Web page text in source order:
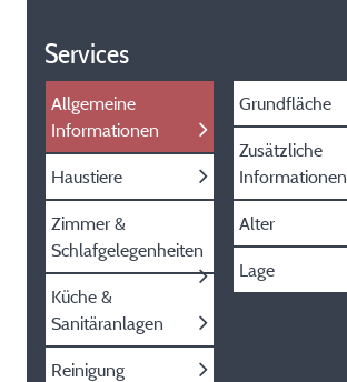
Services
Allgemeine
Informationen
Haustiere
Zimmer &
Schlafgelegenheiten
Küche &
Sanitäranlagen
Reinigung
Grundfläche
Zusätzliche
Informationen
Alter
Lage